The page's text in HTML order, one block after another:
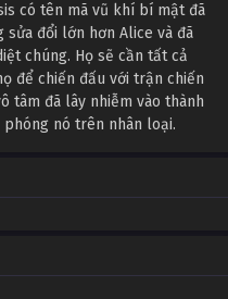
có tên mã vũ khí bí mật đã
sửa đổi lớn hơn Alice và đã
chúng. Họ sẽ cần tất cả
để chiến đấu với trận chiến
tâm đã lây nhiễm vào thành
nó trên nhân loại.